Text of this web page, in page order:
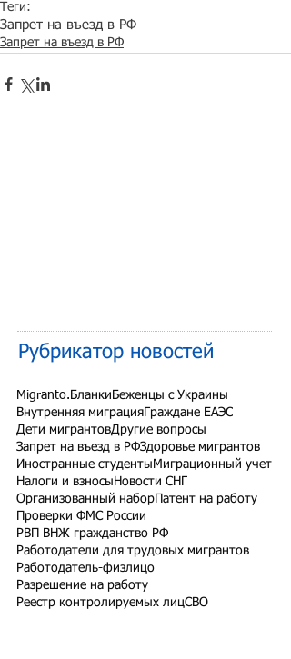
Теги:
Запрет на въезд в РФ
Запрет на въезд в РФ
Рубрикатор новостей
Migranto.Бланки Беженцы с Украины
Внутренняя миграция Граждане ЕАЭС
Дети мигрантовДругие вопросы
Запрет на въезд в РФЗдоровье мигрантов
Иностранные студенты Миграционный учет
Налоги и взносы Новости СНГ
Организованный набор Патент на работу
Проверки ФМС России
РВП ВНЖ гражданство РФ
Работодатели для трудовых мигрантов
Работодатель-физлицо
Разрешение на работу
Реестр контролируемых лицСВО